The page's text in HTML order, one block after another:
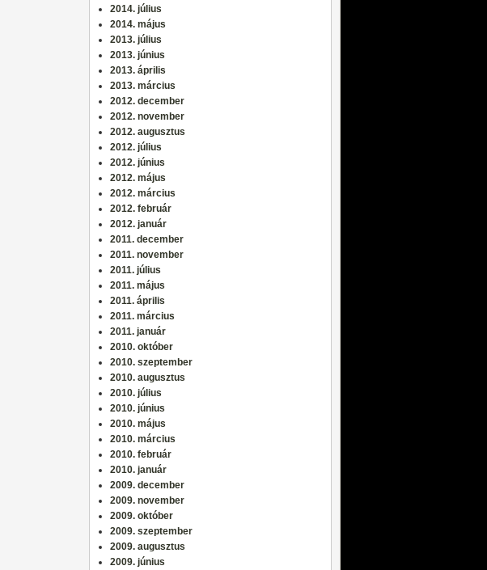
2014. július
2014. május
2013. július
2013. június
2013. április
2013. március
2012. december
2012. november
2012. augusztus
2012. július
2012. június
2012. május
2012. március
2012. február
2012. január
2011. december
2011. november
2011. július
2011. május
2011. április
2011. március
2011. január
2010. október
2010. szeptember
2010. augusztus
2010. július
2010. június
2010. május
2010. március
2010. február
2010. január
2009. december
2009. november
2009. október
2009. szeptember
2009. augusztus
2009. június